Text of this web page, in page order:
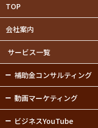
TOP
会社案内
サービス一覧
補助金コンサルティング
動画マーケティング
ビジネスYouTube